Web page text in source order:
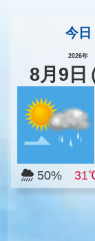
今日
2026年
8月 9 日
50%